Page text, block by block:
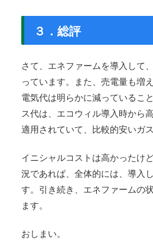
３．総評
さて、エネファームを導入して
っています。また、売電量も増
電気代は明らかに減っているこ
ス代は、エコウィル導入時から
適用されていて、比較的安いガス
イニシャルコストは高かったけ
況であれば、全体的には、導入
す。引き続き、エネファームの
ます。
おしまい。